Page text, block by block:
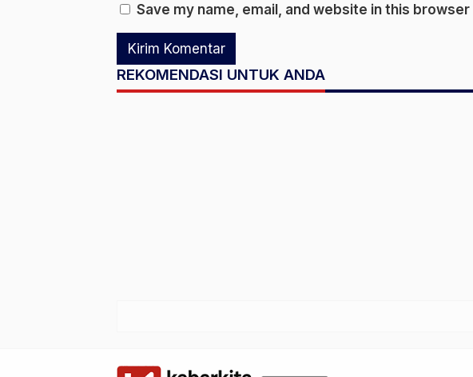
Save my name, email, and website in this
REKOMENDASI UNTUK ANDA